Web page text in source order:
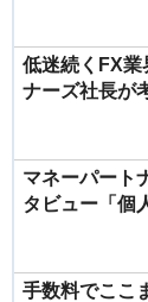
低迷続くFX業
ナーズ社長が
マネーパート
タビュー「個
手数料でここ